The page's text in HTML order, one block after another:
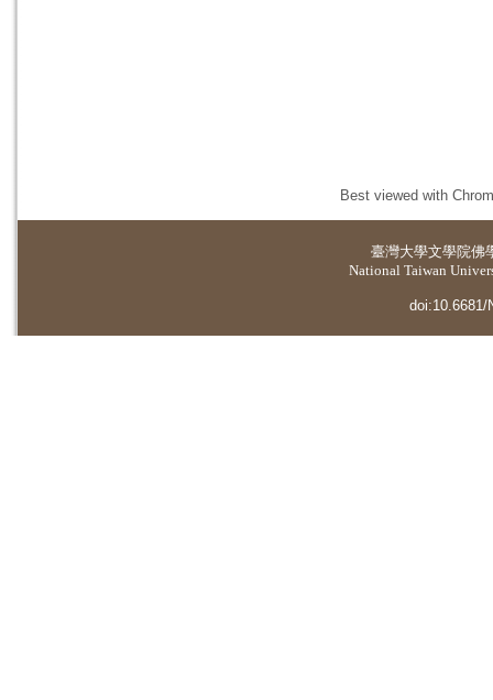
Best viewed with
臺灣大學文學院佛
National Taiwan
doi:10.6681/